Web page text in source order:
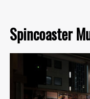
Spincoaster